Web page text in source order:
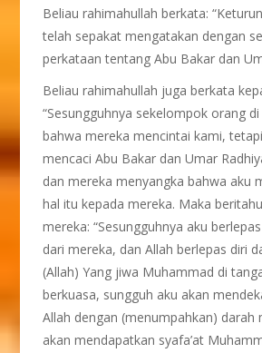
Beliau rahimahullah berkata:
telah sepakat mengatakan dengan
perkataan tentang Abu Bakar dan
Beliau rahimahullah juga berkata
“Sesungguhnya sekelompok orang di
bahwa mereka mencintai kami,
mencaci Abu Bakar dan Umar
dan mereka menyangka bahwa aku
hal itu kepada mereka. Maka
mereka: “Sesungguhnya aku
dari mereka, dan Allah berlepas diri
(Allah) Yang jiwa Muhammad di
berkuasa, sungguh aku akan
Allah dengan (menumpahkan) darah
akan mendapatkan syafa’at